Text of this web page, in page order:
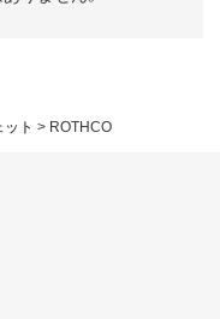
ット ROTHCO